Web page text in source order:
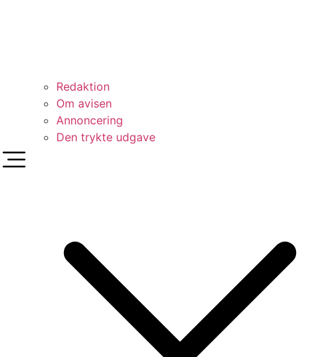
Redaktion
Om avisen
Annoncering
Den trykte udgave